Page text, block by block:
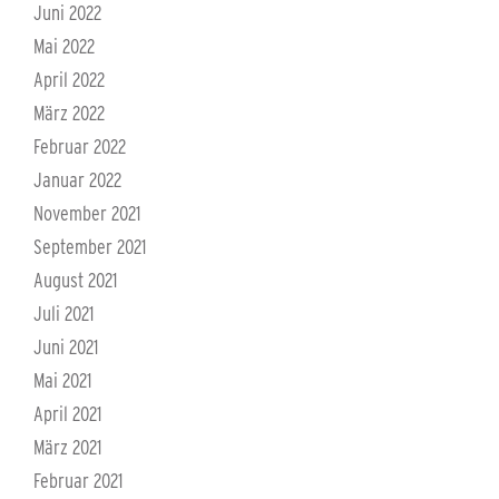
Juni 2022
Mai 2022
April 2022
März 2022
Februar 2022
Januar 2022
November 2021
September 2021
August 2021
Juli 2021
Juni 2021
Mai 2021
April 2021
März 2021
Februar 2021